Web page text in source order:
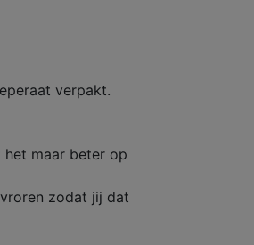
verpakt.
het maar beter op
zodat jij dat